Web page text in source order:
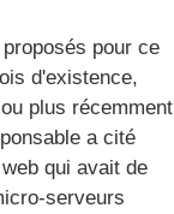
pour ce
d'existence,
plus récemment
a cité
qui avait de
serveurs